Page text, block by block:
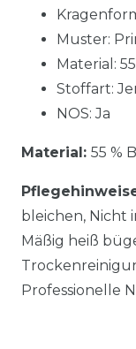
Muster:
Material:
Stoffart:
NOS: Ja
Material: 55 %
bleichen, Nicht
Mäßig heiß
Professionelle